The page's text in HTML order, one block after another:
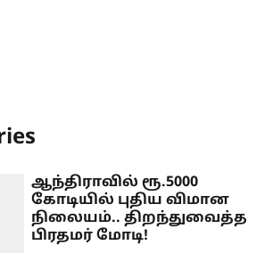
ஆந்திராவில் ரூ.5000
கோடியில் புதிய விமான
நிலையம்.. திறந்துவைத்த
பிரதமர் மோடி!